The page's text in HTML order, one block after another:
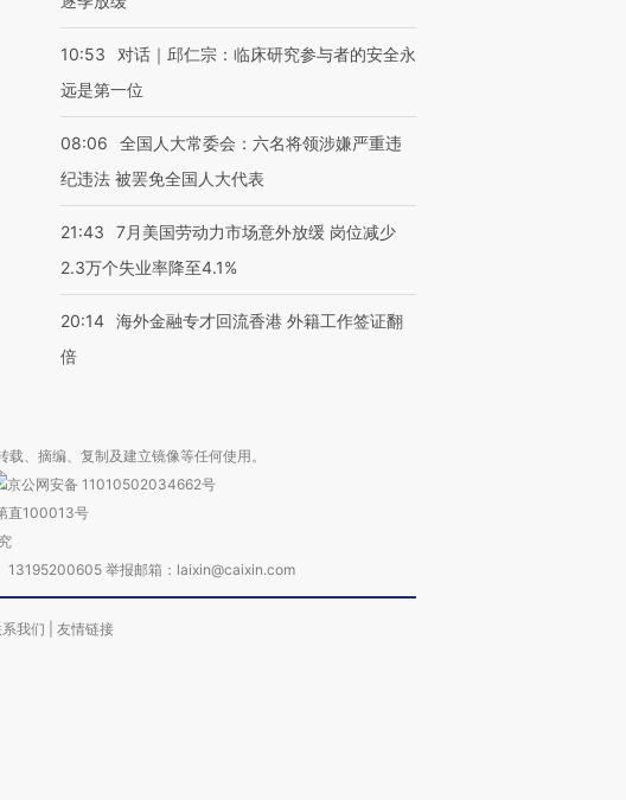
10:53
对话｜邱仁宗：临床研究参与者的安全永
远是第一位
08:06
全国人大常委会：六名将领涉嫌严重违
纪违法 被罢免全国人大代表
21:43
7月美国劳动力市场意外放缓 岗位减少
2.3万个失业率降至4.1%
20:14 海外金融专才回流香港 外籍工作签证翻
倍
、摘编、复制及建立镜像等任何使用。
京公网安备 11010502034662号
直100013号
举报邮箱：laixin@caixin.com
我们 友情链接